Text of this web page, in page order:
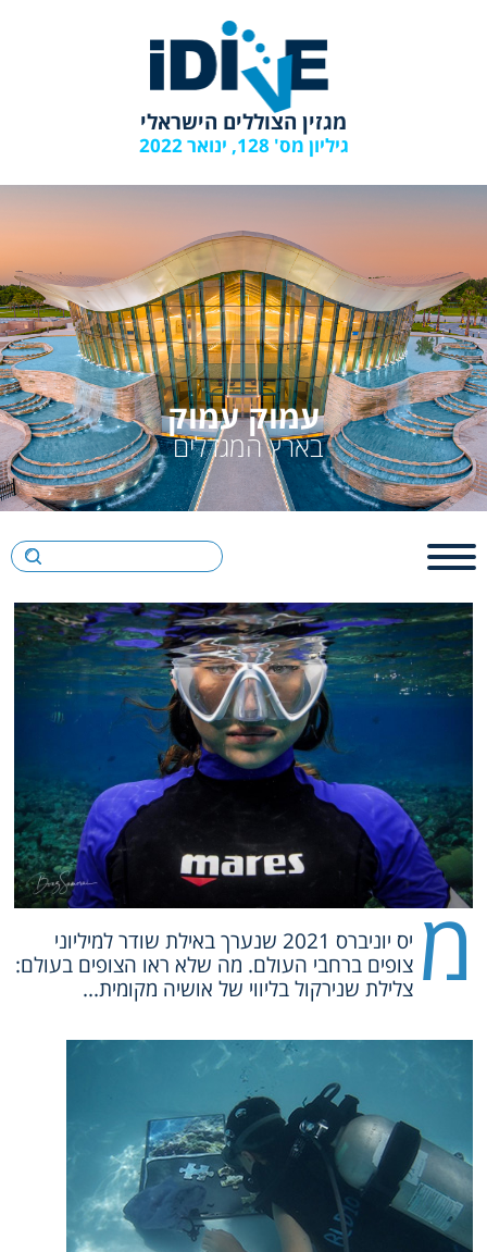
מגזין הצוללים הישראלי
גיליון מס' 128, ינואר 2022
עמוק עמוק
בארץ המגדלים
מ
יס יוניברס 2021 שנערך באילת שודר למיליוני
צופים ברחבי העולם. מה שלא ראו הצופים בעולם:
צלילת שנירקול בליווי של אושיה מקומית...